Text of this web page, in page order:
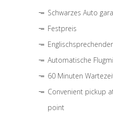
Schwarzes Auto
Festpreis
Automatische
60 Minuten
Convenient pickup
point